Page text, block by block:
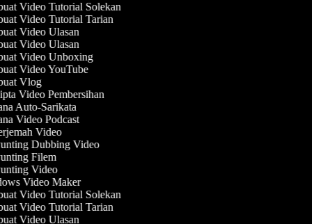
Video Tutorial Solekan
Video Tutorial Tarian
Video Ulasan
Video Ulasan
Video Unboxing
Video YouTube
Vlog
Video Pembersihan
Auto-Sarikata
Video Podcast
Video
Dubbing Video
Filem
Video
Video Maker
Video Tutorial Solekan
Video Tutorial Tarian
Video Ulasan